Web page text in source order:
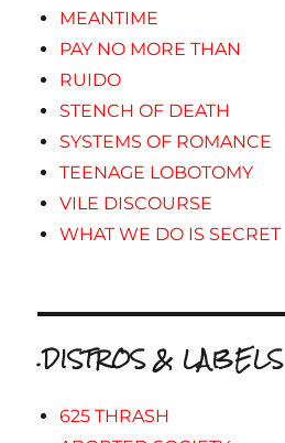
MEANTIME
PAY NO MORE THAN
RUIDO
STENCH OF DEATH
SYSTEMS OF ROMANCE
TEENAGE LOBOTOMY
VILE DISCOURSE
WHAT WE DO IS SECRET
.DISTROS & LABELS
625 THRASH